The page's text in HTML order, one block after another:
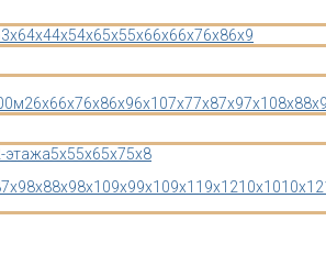
3x64x44x54x65x55x66x66x76x86x9
6x66x76x86x96x107x77x87x97x108x8
этажа5x55x65x75x8
7x98x88x98x109x99x109x11 9x1210x1010x12